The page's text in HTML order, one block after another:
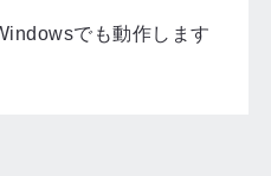
でも動作します